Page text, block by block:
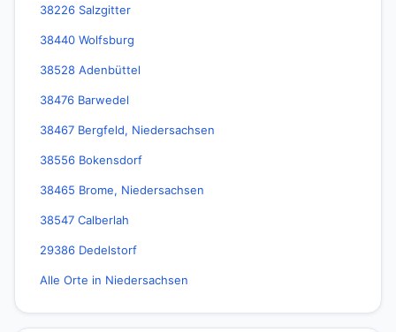
38226 Salzgitter
38440 Wolfsburg
38528 Adenbüttel
38476 Barwedel
38467 Bergfeld, Niedersachsen
38556 Bokensdorf
38465 Brome, Niedersachsen
38547 Calberlah
29386 Dedelstorf
Alle Orte in Niedersachsen